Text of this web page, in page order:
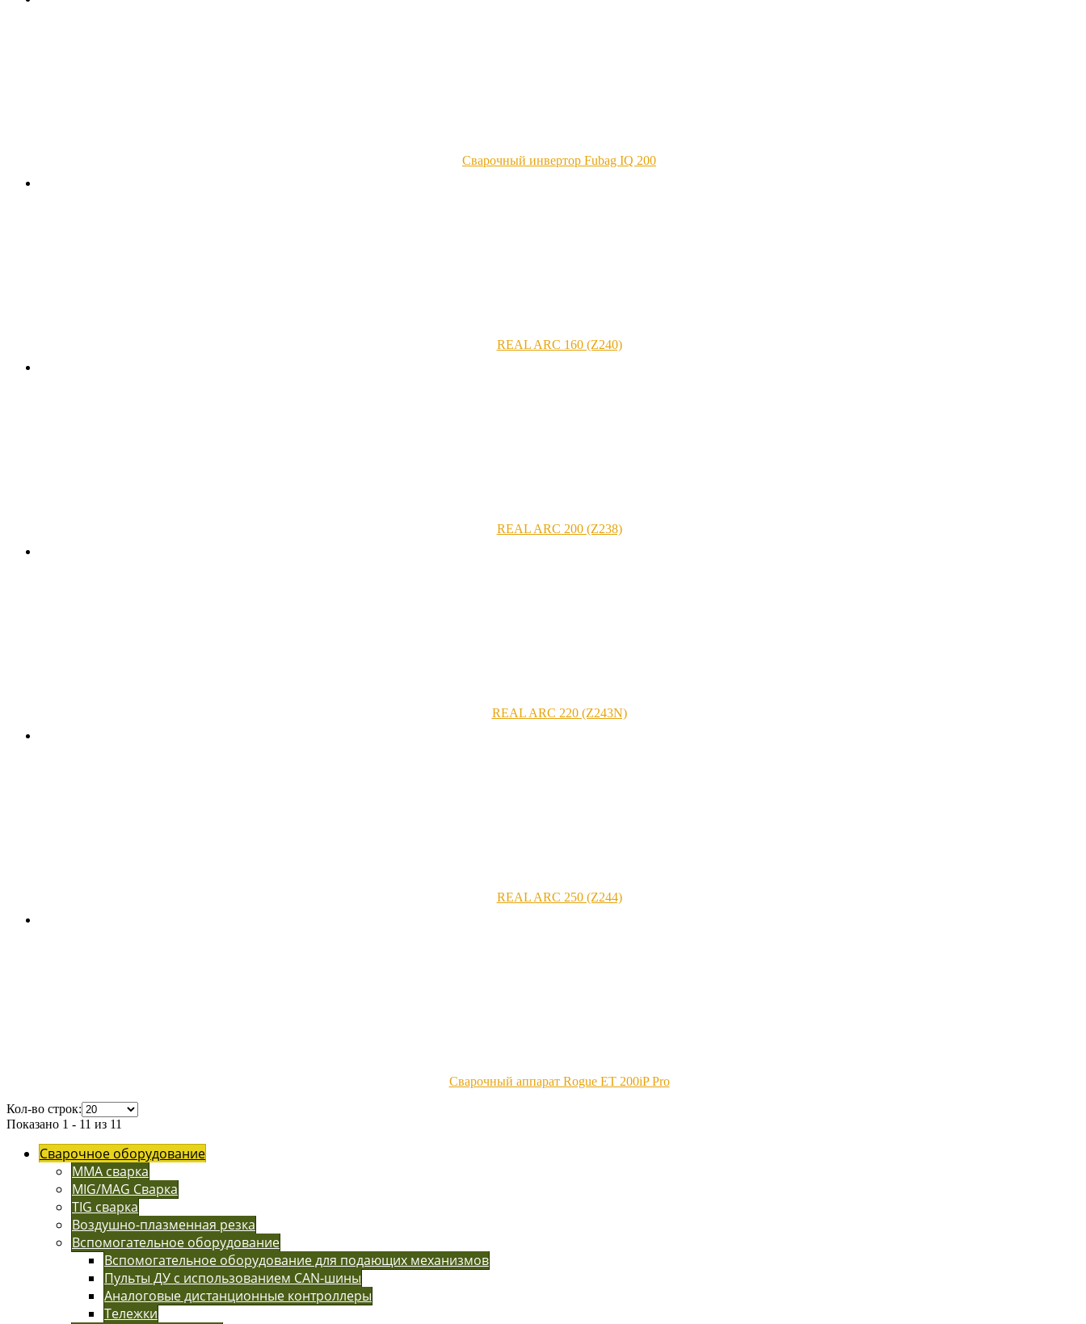
Сварочный инвертор Fubag IQ 200
REAL ARC 160 (Z240)
REAL ARC 200 (Z238)
REAL ARC 220 (Z243N)
REAL ARC 250 (Z244)
Сварочный аппарат Rogue ET 200iP Pro
Кол-во строк:
Показано 1 - 11 из 11
Сварочное оборудование
MMA сварка
MIG/MAG Сварка
TIG сварка
Воздушно-плазменная резка
Вспомогательное оборудование
Вспомогательное оборудование для подающих механизмов
Пульты ДУ с использованием CAN-шины
Аналоговые дистанционные контроллеры
Тележки